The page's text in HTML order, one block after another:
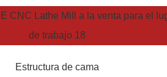
Estructura de cama